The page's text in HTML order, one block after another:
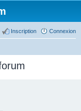
Connexion
Inscription